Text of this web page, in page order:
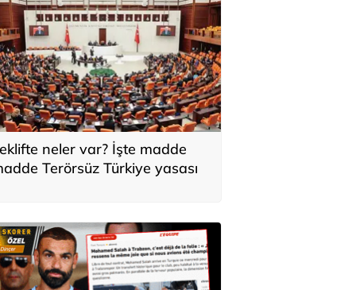
neler var? İşte madde
Terörsüz Türkiye yasası